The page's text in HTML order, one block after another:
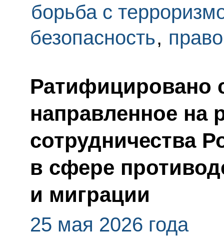
борьба с
безопасность,
Ратифицировано
направленное на
сотрудничества
в сфере
и миграции
25 мая 2026 года